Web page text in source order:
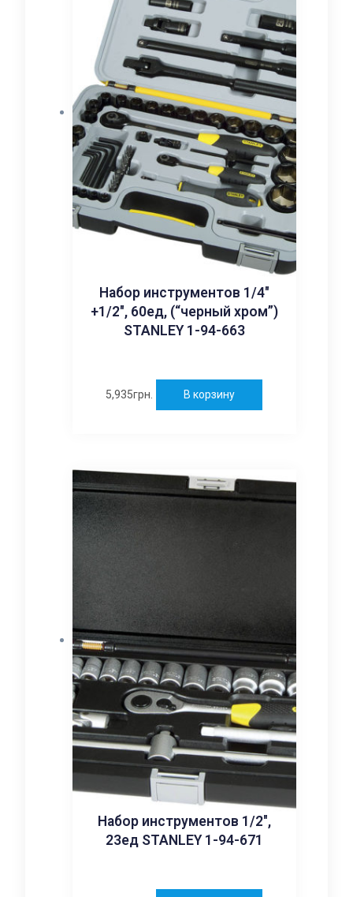
Набор инструментов 1/4″
+1/2″, 60ед, (“черный хром”)
STANLEY 1-94-663
5,935грн. В корзину
Набор инструментов 1/2″,
23ед STANLEY 1-94-671